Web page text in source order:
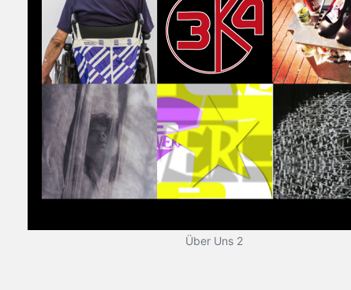
Über Uns 2